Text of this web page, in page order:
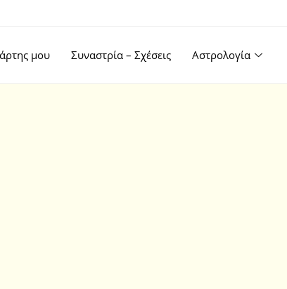
μου Συναστρία – Σχέσεις Αστρολογία